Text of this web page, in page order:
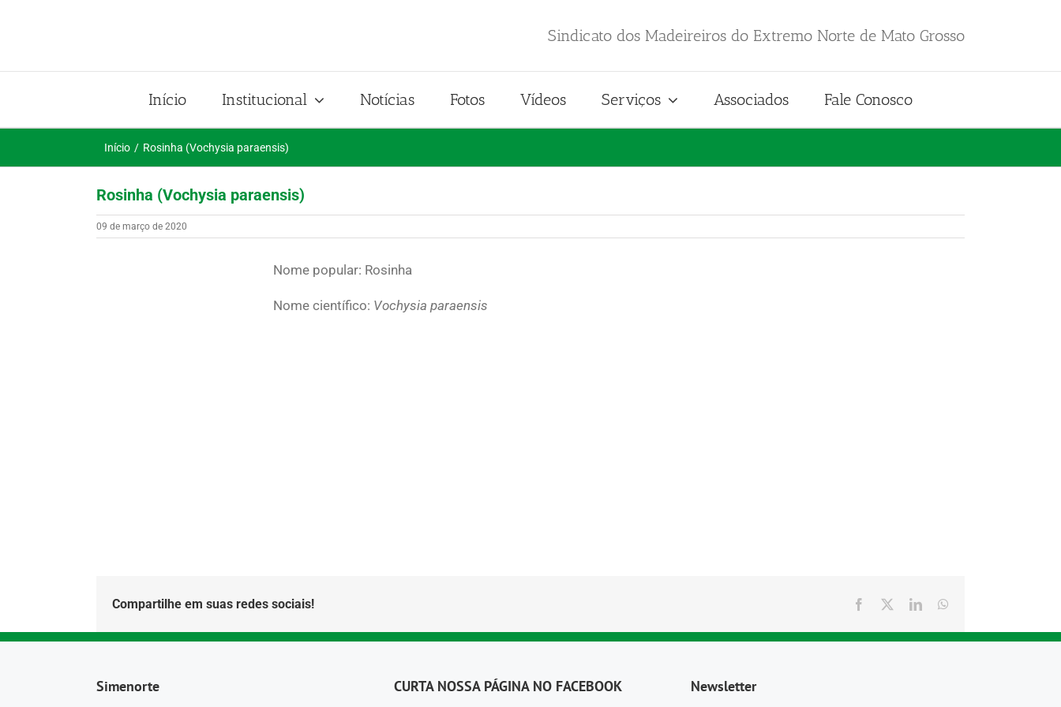
conteúdo
Sindicato dos Madeireiros do Extremo Norte de Mato Grosso
Início Institucional Notícias Fotos Vídeos Serviços Associados Fale Conosco
Início Rosinha (Vochysia paraensis)
Rosinha (Vochysia paraensis)
09 de março de 2020
Nome popular: Rosinha
Nome científico: Vochysia paraensis
Compartilhe em suas redes sociais! Facebook LinkedIn
Simenorte CURTA NOSSA PÁGINA NO FACEBOOK Newsletter